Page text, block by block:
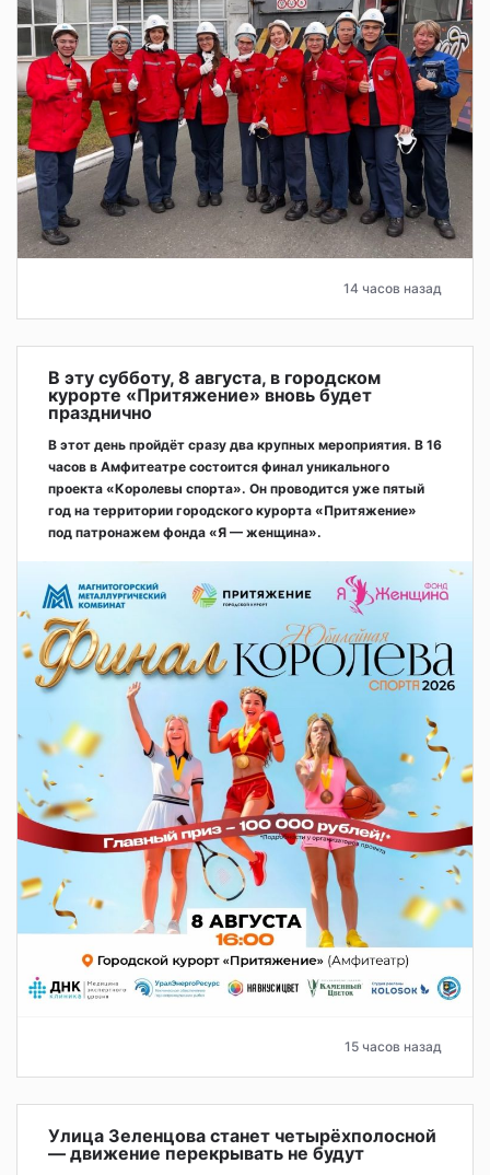
14 часов назад
В эту субботу, 8 августа, в городском
курорте «Притяжение» вновь будет
празднично
В этот день пройдёт сразу два крупных мероприятия. В 16
часов в Амфитеатре состоится финал уникального
проекта «Королевы спорта». Он проводится уже пятый
год на территории городского курорта «Притяжение»
под патронажем фонда «Я — женщина».
15 часов назад
Улица Зеленцова станет четырёхполосной
— движение перекрывать не будут